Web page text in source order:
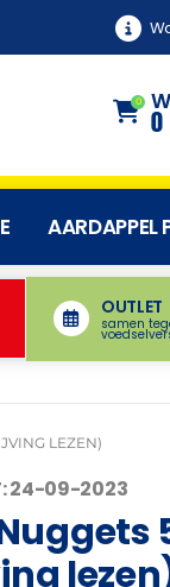
0
0
AARDAPPEL
OUTLET
samen
LEZEN)
24-09-2023